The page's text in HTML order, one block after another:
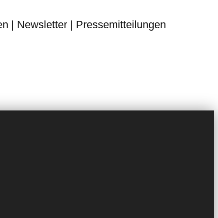
| Newsletter | Pressemitteilungen